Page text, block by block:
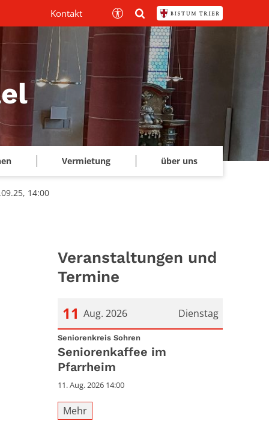
Vermietung über uns
Kontakt
14:00
Veranstaltungen und
Termine
Dienstag
11 Aug. 2026
Datum: 11. August 2026
Seniorenkreis Sohren:
Seniorenkaffee im
Pfarrheim
11. Aug. 2026 14:00
Mehr